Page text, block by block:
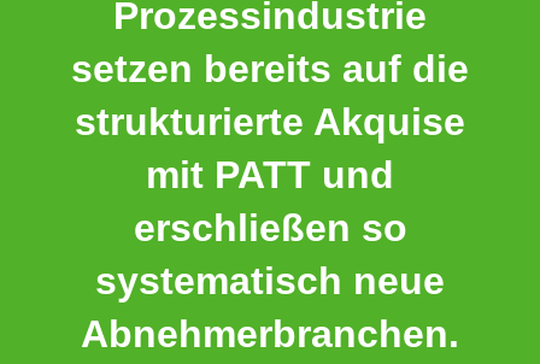
Prozessindustrie
setzen bereits auf die
strukturierte Akquise
mit PATT und
erschließen so
systematisch neue
Abnehmerbranchen.